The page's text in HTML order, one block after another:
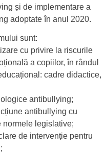
și de implementare a
adoptate în anul 2020.
sunt:
cu privire la riscurile
a copiilor, în rândul
cadre didactice,
antibullying;
antibullying cu
normele legislative;
de intervenție pentru